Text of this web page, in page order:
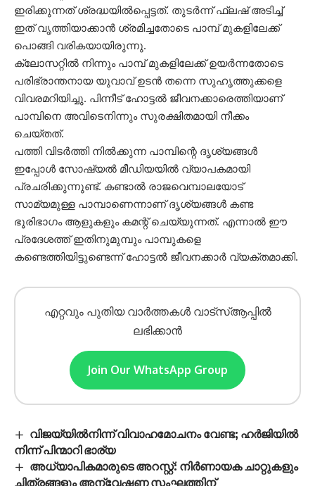
ഇരിക്കുന്നത് ശ്രദ്ധയിൽപ്പെട്ടത്. തുടർന്ന് ഫ്ലഷ് അടിച്ച്
ഇത് വൃത്തിയാക്കാൻ ശ്രമിച്ചതോടെ പാമ്പ് മുകളിലേക്ക്
പൊങ്ങി വരികയായിരുന്നു.
ക്ലോസറ്റിൽ നിന്നും പാമ്പ് മുകളിലേക്ക് ഉയർന്നതോടെ
പരിഭ്രാന്തനായ യുവാവ് ഉടൻ തന്നെ സുഹൃത്തുക്കളെ
വിവരമറിയിച്ചു. പിന്നീട് ഹോട്ടൽ ജീവനക്കാരെത്തിയാണ്
പാമ്പിനെ അവിടെനിന്നും സുരക്ഷിതമായി നീക്കം
ചെയ്തത്.
പത്തി വിടർത്തി നിൽക്കുന്ന പാമ്പിന്റെ ദൃശ്യങ്ങൾ
ഇപ്പോൾ സോഷ്യൽ മീഡിയയിൽ വ്യാപകമായി
പ്രചരിക്കുന്നുണ്ട്. കണ്ടാൽ രാജവെമ്പാലയോട്
സാമ്യമുള്ള പാമ്പാണെന്നാണ് ദൃശ്യങ്ങൾ കണ്ട
ഭൂരിഭാഗം ആളുകളും കമന്റ് ചെയ്യുന്നത്. എന്നാൽ ഈ
പ്രദേശത്ത് ഇതിനുമുമ്പും പാമ്പുകളെ
കണ്ടെത്തിയിട്ടുണ്ടെന്ന് ഹോട്ടൽ ജീവനക്കാർ വ്യക്തമാക്കി.
എറ്റവും പുതിയ വാർത്തകൾ വാട്സ്ആപ്പിൽ
ലഭിക്കാൻ
Join Our WhatsApp Group
വിജയ്‌യിൽനിന്ന് വിവാഹമോചനം വേണ്ട; ഹർജിയിൽ
നിന്ന് പിന്മാറി ഭാര്യ
അധ്യാപികമാരുടെ അറസ്റ്റ്: നിർണായക ചാറ്റുകളും
ചിത്രങ്ങളും അന്വേഷണ സംഘത്തിന്